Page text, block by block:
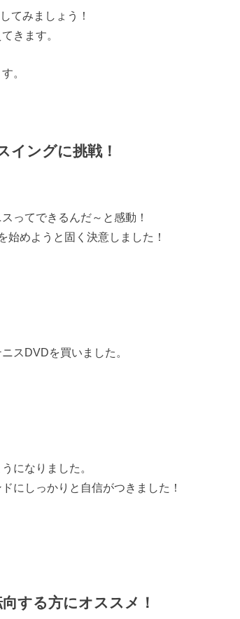
てみましょう！
きます。
。
イングに挑戦！
ってできるんだ～と感動！
始めようと固く決意しました！
スDVDを買いました。
になりました。
にしっかりと自信がつきました！
する方にオススメ！